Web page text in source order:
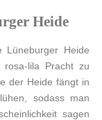
Heide
Heide
lila Pracht zu
der Heide fängt in
sodass man
sagen